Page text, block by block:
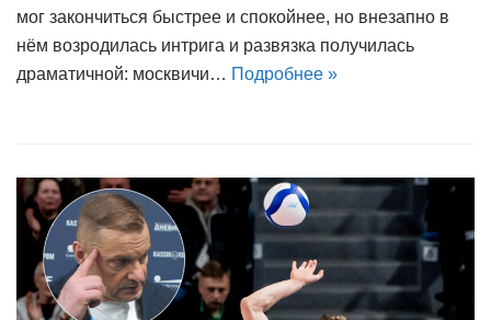
мог закончиться быстрее и спокойнее, но внезапно в
нём возродилась интрига и развязка получилась
драматичной: москвичи… Подробнее »